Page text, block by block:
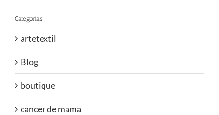
Categorías
artetextil
Blog
boutique
cancer de mama